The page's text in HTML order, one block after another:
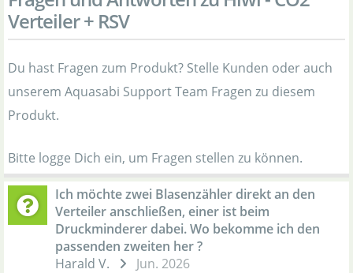
Verteiler + RSV
Du hast Fragen zum Produkt? Stelle Kunden oder auch
unserem Aquasabi Support Team Fragen zu diesem
Produkt.
Bitte logge Dich ein, um Fragen stellen zu können.
Ich möchte zwei Blasenzähler direkt an den
Verteiler anschließen, einer ist beim
Druckminderer dabei. Wo bekomme ich den
passenden zweiten her ?
Harald V.
Jun. 2026